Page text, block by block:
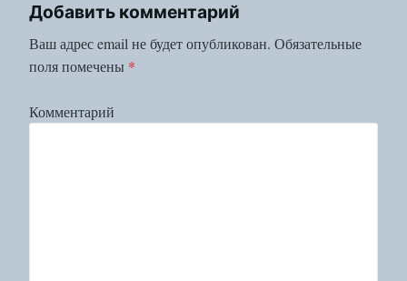
Добавить комментарий
Ваш адрес email не будет опубликован. Обязательные
поля помечены *
Комментарий